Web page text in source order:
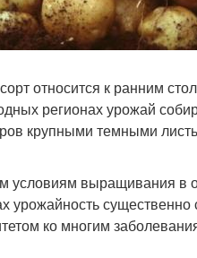
относится к ранним
регионах урожай
крупными темными
условиям выращивания в
урожайность
ко многим